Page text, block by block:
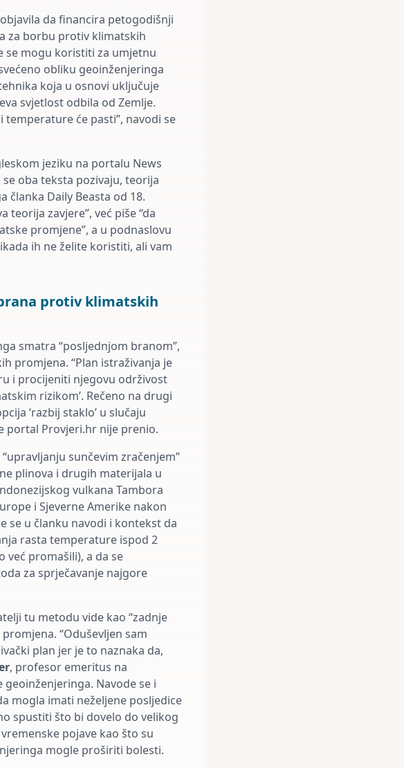
objavila da financira petogodišnji
za borbu protiv klimatskih
se mogu koristiti za umjetnu
obliku geoinženjeringa
koja u osnovi uključuje
svjetlost odbila od Zemlje.
će pasti”, navodi se
jeziku na portalu News
se oba teksta pozivaju, teorija
članka Daily Beasta od 18.
teorija zavjere”, već piše “da
promjene”, a u podnaslovu
ih ne želite koristiti, ali vam
protiv klimatskih
smatra “posljednjom branom”,
promjena. “Plan istraživanja je
i procijeniti njegovu održivost
rizikom’. Rečeno na drugi
‘razbij staklo’ u slučaju
portal Provjeri.hr nije prenio.
sunčevim zračenjem”
plinova i drugih materijala u
vulkana Tambora
i Sjeverne Amerike nakon
se u članku navodi i kontekst da
rasta temperature ispod 2
već promašili), a da se
za sprječavanje najgore
tu metodu vide kao “zadnje
“Oduševljen sam
plan jer je to naznaka da,
, profesor emeritus na
Navode se i
mogla imati neželjene posljedice
spustiti što bi dovelo do velikog
pojave kao što su
mogle proširiti bolesti.